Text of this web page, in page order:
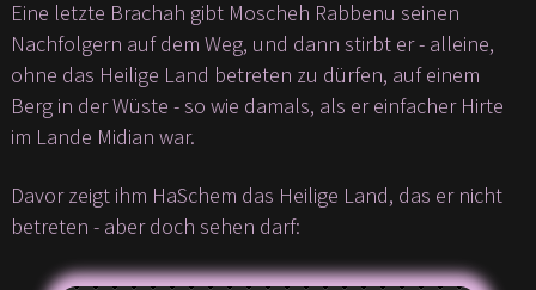
Eine letzte Brachah gibt Moscheh Rabbenu seinen
Nachfolgern auf dem Weg, und dann stirbt er - alleine,
ohne das Heilige Land betreten zu dürfen, auf einem
Berg in der Wüste - so wie damals, als er einfacher Hirte
im Lande Midian war.
Davor zeigt ihm HaSchem das Heilige Land, das er nicht
betreten - aber doch sehen darf: